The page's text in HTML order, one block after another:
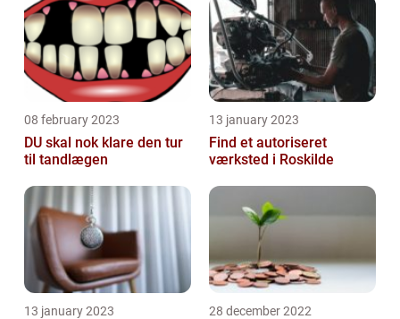
08 february 2023
DU skal nok klare den tur
til tandlægen
13 january 2023
Find et autoriseret
værksted i Roskilde
13 january 2023 28 december 2022